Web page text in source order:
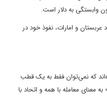
وابستگی به دلار است.
عربستان و امارات، نفوذ خود در
که نمی‌توان فقط به یک قطب
معنای معامله با همه و اتحاد با